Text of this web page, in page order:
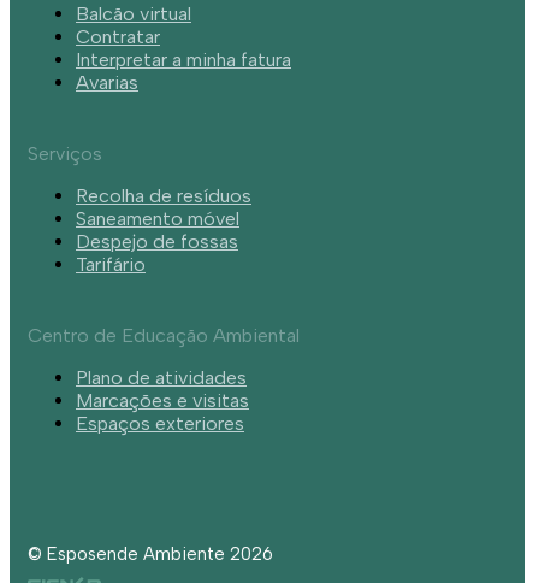
Balcão virtual
Contratar
Interpretar a minha fatura
Avarias
Serviços
Recolha de resíduos
Saneamento móvel
Despejo de fossas
Tarifário
Centro de Educação Ambiental
Plano de atividades
Marcações e visitas
Espaços exteriores
© Esposende Ambiente 2026